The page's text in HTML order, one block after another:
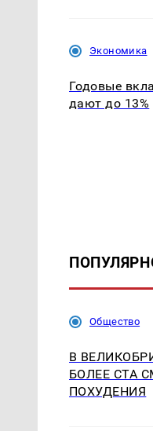
Экономика
Годовые
дают до 13%
Общество
В
БОЛЕЕ СТА
ПОХУДЕНИЯ